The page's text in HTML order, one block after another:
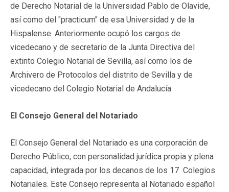
de Derecho Notarial de la Universidad Pablo de Olavide,
así como del "practicum" de esa Universidad y de la
Hispalense. Anteriormente ocupó los cargos de
vicedecano y de secretario de la Junta Directiva del
extinto Colegio Notarial de Sevilla, así como los de
Archivero de Protocolos del distrito de Sevilla y de
vicedecano del Colegio Notarial de Andalucía
El Consejo General del Notariado
El Consejo General del Notariado es una corporación de
Derecho Público, con personalidad jurídica propia y plena
capacidad, integrada por los decanos de los 17 Colegios
Notariales. Este Consejo representa al Notariado español